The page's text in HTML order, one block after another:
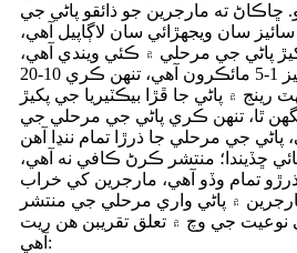
ڇاڪاڻ ته مارجرين جو ذائقو پاڻي جي
سان ويجهڙائي سان لاڳاپيل آهي،
پاڻي جي مرحلي ۾ ڪئي ويندي آهي،
عام بيڪٽيريا جي سائيز 1-5 مائڪرون آهي، تنهن ڪري 10-20
رينج ۾ پاڻي جا ڦڙا بيڪٽيريا جي پکيڙ
ٿا، تنهن ڪري پاڻي جي مرحلي جي
جي مرحلي جا ذرڙا تمام ننڍا آهن
ڇڏيندا؛ منتشر ڪرڻ ڪافي نه آهي،
تمام وڏو آهي، مارجرين کي خراب
مارجرين ۾ پاڻي واري مرحلي جي منتشر
نوعيت جي وچ ۾ تعلق تقريبن هن ريت
آهي: